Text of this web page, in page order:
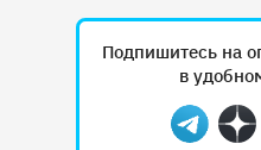
Подпишитесь на
в